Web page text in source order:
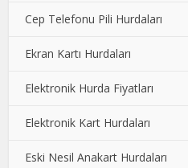
Cep Telefonu Pili Hurdaları
Ekran Kartı Hurdaları
Elektronik Hurda Fiyatları
Elektronik Kart Hurdaları
Eski Nesil Anakart Hurdaları